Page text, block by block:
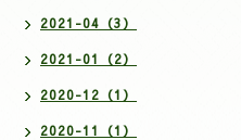
2021-04（3）
2021-01（2）
2020-12（1）
2020-11（1）